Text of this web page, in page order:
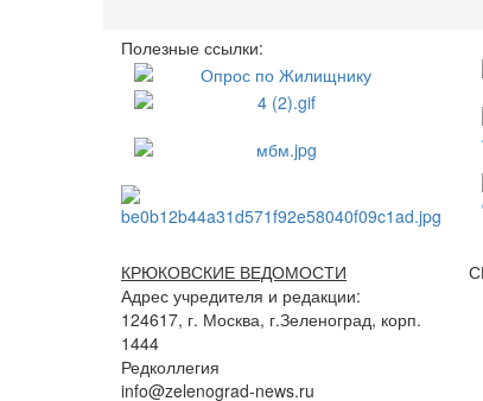
Полезные ссылки:
КРЮКОВСКИЕ ВЕДОМОСТИ
Адрес учредителя и редакции:
124617, г. Москва, г.Зеленоград, корп.
1444
Редколлегия
info@zelenograd-news.ru